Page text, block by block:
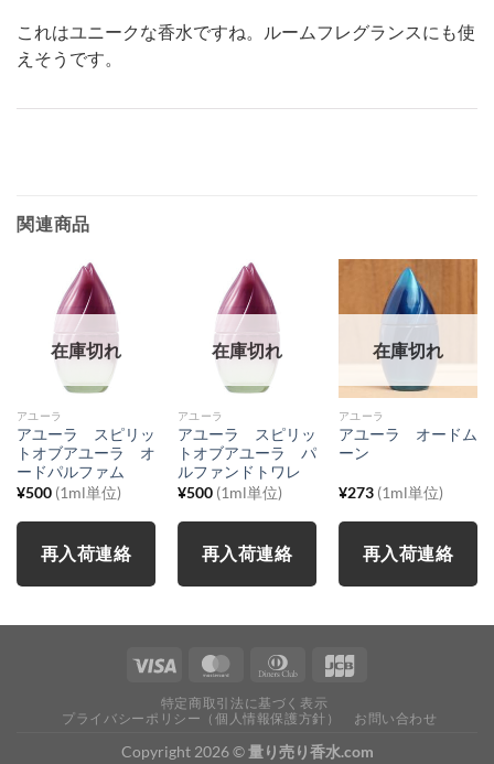
これはユニークな香水ですね。ルームフレグランスにも使
えそうです。
関連商品
在庫切れ
アユーラ
アユーラ スピリッ
トオブアユーラ オ
ードパルファム
¥500 (1ml単位)
再入荷連絡
在庫切れ
アユーラ
アユーラ スピリッ
トオブアユーラ パ
ルファンドトワレ
¥500 (1ml単位)
再入荷連絡
在庫切れ
アユーラ
アユーラ オードム
ーン
¥273 (1ml単位)
再入荷連絡
特定商取引法に基づく表示
プライバシーポリシー（個人情報保護方針）
お問い合わせ
Copyright 2026 ©量り売り香水.com